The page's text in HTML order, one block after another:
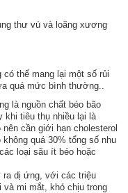
thư vú và loãng xương
thể mang lại một số rủi
quá mức bình thường..
là nguồn chất béo bão
khi tiêu thụ nhiều lại là
cần giới hạn cholesterol
quá 30% tổng số nhu
loại sãu ít béo hoặc
ra dị ứng, với các triệu
mi mắt, khó chịu trong